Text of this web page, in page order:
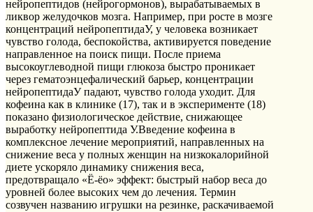
нейропептидов (нейрогормонов), вырабатываемых в
ликвор желудочков мозга. Например, при росте в мозге
концентраций нейропептидаУ, у человека возникает
чувство голода, беспокойства, активируется поведение
направленное на поиск пищи. После приема
высокоуглеводной пищи глюкоза быстро проникает
через гематоэнцефалический барьер, концентрации
нейропептидаУ падают, чувство голода уходит. Для
кофеина как в клинике (17), так и в эксперименте (18)
показано физиологическое действие, снижающее
выработку нейропептида У.Введение кофеина в
комплексное лечение мероприятий, направленных на
снижение веса у полных женщин на низкокалорийной
диете ускоряло динамику снижения веса,
предотвращало «Ё-ёо» эффект: быстрый набор веса до
уровней более высоких чем до лечения. Термин
созвучен названию игрушки на резинке, раскачиваемой